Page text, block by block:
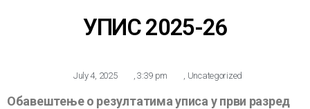
УПИС 2025-26
July 4, 2025 3:39 pm Uncategorized
Обавештење о резултатима уписа у први разред